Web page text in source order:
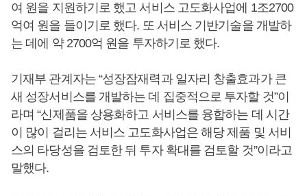
여 원을 지원하기로 했고 서비스 고도화사업에 1조2700
억여 원을 들이기로 했다. 또 서비스 기반기술을 개발하
는 데에 약 2700억 원을 투자하기로 했다.
기재부 관계자는 “성장잠재력과 일자리 창출효과가 큰
새 성장서비스를 개발하는 데 집중적으로 투자할 것”이
라며 “신제품을 상용화하고 서비스를 융합하는 데 시간
이 많이 걸리는 서비스 고도화사업은 해당 제품 및 서비
스의 타당성을 검토한 뒤 투자 확대를 검토할 것”이라고
말했다.